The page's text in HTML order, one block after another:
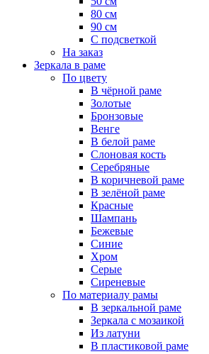
80 см
90 см
С подсветкой
На заказ
Зеркала в раме
По цвету
В чёрной раме
Золотые
Бронзовые
Венге
В белой раме
Слоновая кость
Серебряные
В коричневой раме
В зелёной раме
Красные
Шампань
Бежевые
Синие
Хром
Серые
Сиреневые
По материалу рамы
В зеркальной раме
Зеркала с мозаикой
Из латуни
В пластиковой раме